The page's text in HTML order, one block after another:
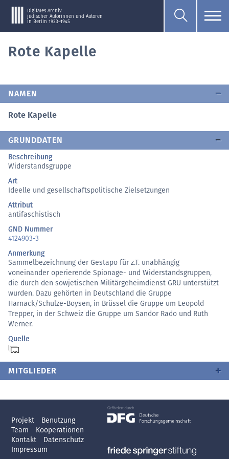
Digitales Archiv
jüdischer Autorinnen und Autoren
in Berlin 1933–1945
Rote Kapelle
NAMEN
Rote Kapelle
GRUNDDATEN
Beschreibung
Widerstandsgruppe
Art
Ideelle und gesellschaftspolitische Zielsetzungen
Attribut
antifaschistisch
GND Nummer
4124903-3
Anmerkung
Sammelbezeichnung der Gestapo für z.T. unabhängig
voneinander operierende Spionage- und Widerstandsgruppen,
die durch den sowjetischen Militärgeheimdienst GRU unterstützt
wurden. Dazu gehörten in Deutschland die Gruppe
Harnack/Schulze-Boysen, in Brüssel die Gruppe um Leopold
Trepper, in der Schweiz die Gruppe um Sandor Rado und Ruth
Werner.
Quelle
MITGLIEDER
Projekt
Benutzung
Team
Kooperationen
Kontakt
Datenschutz
Impressum